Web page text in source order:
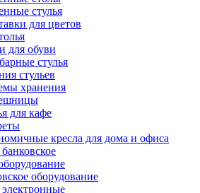
стулья
для цветов
для обуви
стулья
стульев
хранения
для кафе
кресла для дома и офиса
оборудование